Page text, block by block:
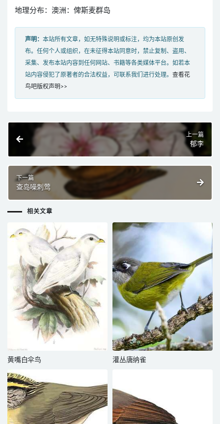
地理分布：澳洲：俾斯麦群岛
声明： 本站所有文章，如无特殊说明或标注，均为本站原创发
布。任何个人或组织，在未征得本站同意时，禁止复制、盗用、
采集、发布本站内容到任何网站、书籍等各类媒体平台。如若本
站内容侵犯了原著者的合法权益，可联系我们进行处理。 查看花
鸟吧版权声明>>
上一篇
郁李
下一篇
查岛噪刺莺
相关文章
黄嘴白伞鸟 灌丛唐纳雀